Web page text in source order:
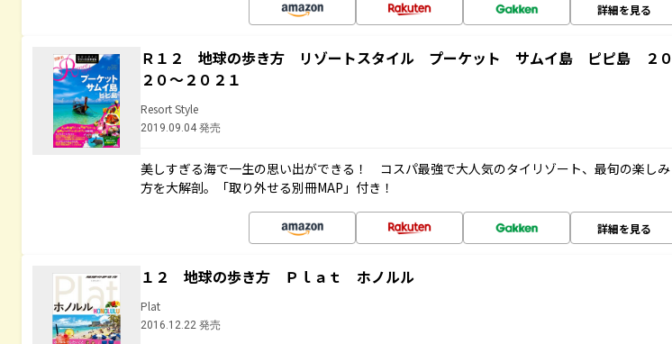
詳細を見る
Ｒ１２ 地球の歩き方 リゾートスタイル プーケット サムイ島 ピピ島 ２０
２０～２０２１
Resort Style
2019.09.04 発売
美しすぎる海で一生の思い出ができる！ コスパ最強で大人気のタイリゾート、最旬の楽しみ
方を大解剖。「取り外せる別冊MAP」付き！
詳細を見る
１２ 地球の歩き方 Ｐｌａｔ ホノルル
Plat
2016.12.22 発売